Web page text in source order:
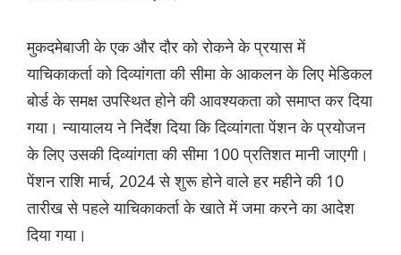
मुकदमेबाजी के एक और दौर को रोकने के प्रयास में
याचिकाकर्ता को दिव्यांगता की सीमा के आकलन के लिए मेडिकल
बोर्ड के समक्ष उपस्थित होने की आवश्यकता को समाप्त कर दिया
गया। न्यायालय ने निर्देश दिया कि दिव्यांगता पेंशन के प्रयोजन
के लिए उसकी दिव्यांगता की सीमा 100 प्रतिशत मानी जाएगी।
पेंशन राशि मार्च, 2024 से शुरू होने वाले हर महीने की 10
तारीख से पहले याचिकाकर्ता के खाते में जमा करने का आदेश
दिया गया।